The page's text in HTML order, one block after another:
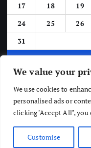
We value your
We use cookies to
personalised ads or
clicking "Accept All",
Customise
17
18 19
24
25 26
31